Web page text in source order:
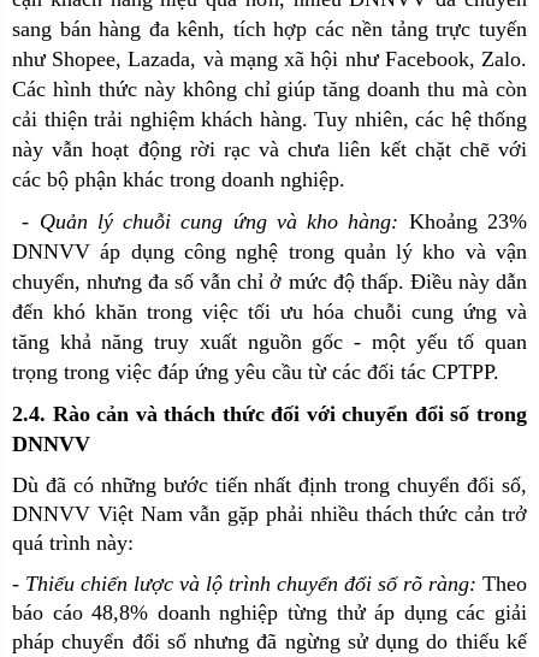
sang bán hàng đa kênh, tích hợp các nền tảng trực tuyến
như Shopee, Lazada, và mạng xã hội như Facebook, Zalo.
Các hình thức này không chỉ giúp tăng doanh thu mà còn
cải thiện trải nghiệm khách hàng. Tuy nhiên, các hệ thống
này vẫn hoạt động rời rạc và chưa liên kết chặt chẽ với
các bộ phận khác trong doanh nghiệp.
- Quản lý chuỗi cung ứng và kho hàng: Khoảng 23%
DNNVV áp dụng công nghệ trong quản lý kho và vận
chuyển, nhưng đa số vẫn chỉ ở mức độ thấp. Điều này dẫn
đến khó khăn trong việc tối ưu hóa chuỗi cung ứng và
tăng khả năng truy xuất nguồn gốc - một yếu tố quan
trọng trong việc đáp ứng yêu cầu từ các đối tác CPTPP.
2.4. Rào cản và thách thức đối với chuyển đổi số trong
DNNVV
Dù đã có những bước tiến nhất định trong chuyển đổi số,
DNNVV Việt Nam vẫn gặp phải nhiều thách thức cản trở
quá trình này:
- Thiếu chiến lược và lộ trình chuyển đổi số rõ ràng: Theo
báo cáo 48,8% doanh nghiệp từng thử áp dụng các giải
pháp chuyển đổi số nhưng đã ngừng sử dụng do thiếu kế